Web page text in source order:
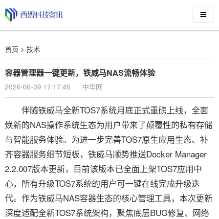
首页 > 技术
容器管理器一键更新，铁威马NAS流畅体验
2026-06-09 17:17:46 中华网
伴随铁威马全新TOS7系统月底正式重磅上线，全面
焕新的NAS操作系统生态为用户带来了颠覆性的私有存储
与智能服务体验。为进一步完善TOS7原生应用生态、补
齐容器服务细节短板，铁威马顺势推送Docker Manager
2.2.007版本更新，目前该版本已全面上架TOS7应用中
心，所有升级TOS7系统的用户可一键在线完成升级迭
代。作为铁威马NAS容器生态的核心管理工具，本次更新
深度适配全新TOS7系统架构，聚焦底层BUG修复、网络